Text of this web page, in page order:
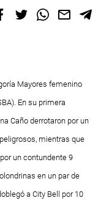
Mayores femenino
En su primera
Caño derrotaron por un
mientras que
un contundente 9
en un par de
a City Bell por 10